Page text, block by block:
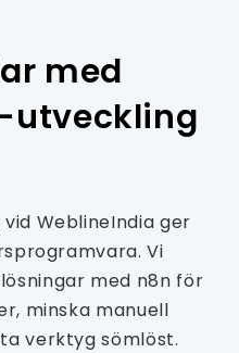
med
utveckling
WeblineIndia ger
Vi
med n8n för
minska manuell
verktyg sömlöst.